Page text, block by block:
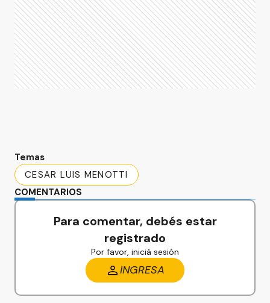
Temas
CESAR LUIS MENOTTI
COMENTARIOS
Para comentar, debés estar
registrado
Por favor, iniciá sesión
INGRESA